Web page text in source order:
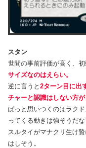
スタン
世間の事前評価が高く、初
サイズなのはえらい。
逆に言うと 2ターン目に出
チャーと認識はしない方が
ぱっと思いつくのはラク
ってくる動きは強そうだな
スルタイがマナクリ生け
はしそう。